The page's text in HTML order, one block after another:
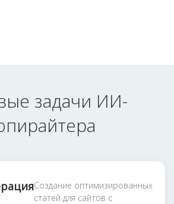
задачи ИИ-
Создание оптимизированных
статей для сайтов с